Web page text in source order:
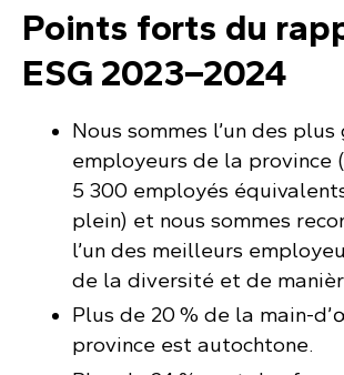
Points forts du
ESG 2023–2024
Nous sommes l’un des plus
employeurs de la province
5 300 employés
plein) et nous sommes
l’un des meilleurs
de la diversité et de
Plus de 20 % de la main-
province est autochtone.